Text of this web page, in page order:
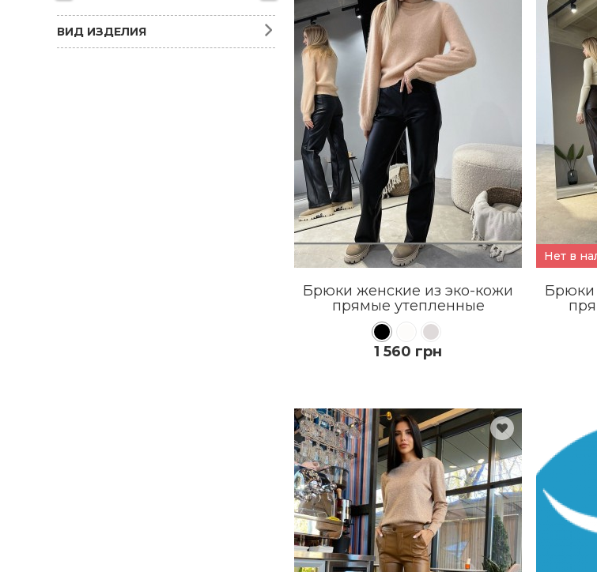
ВИД ИЗДЕЛИЯ
КУПИТЬ
ПОДРОБНЕЕ
Брюки женские из эко-кожи
прямые утепленные
1 560 грн
Нет в
Брюки